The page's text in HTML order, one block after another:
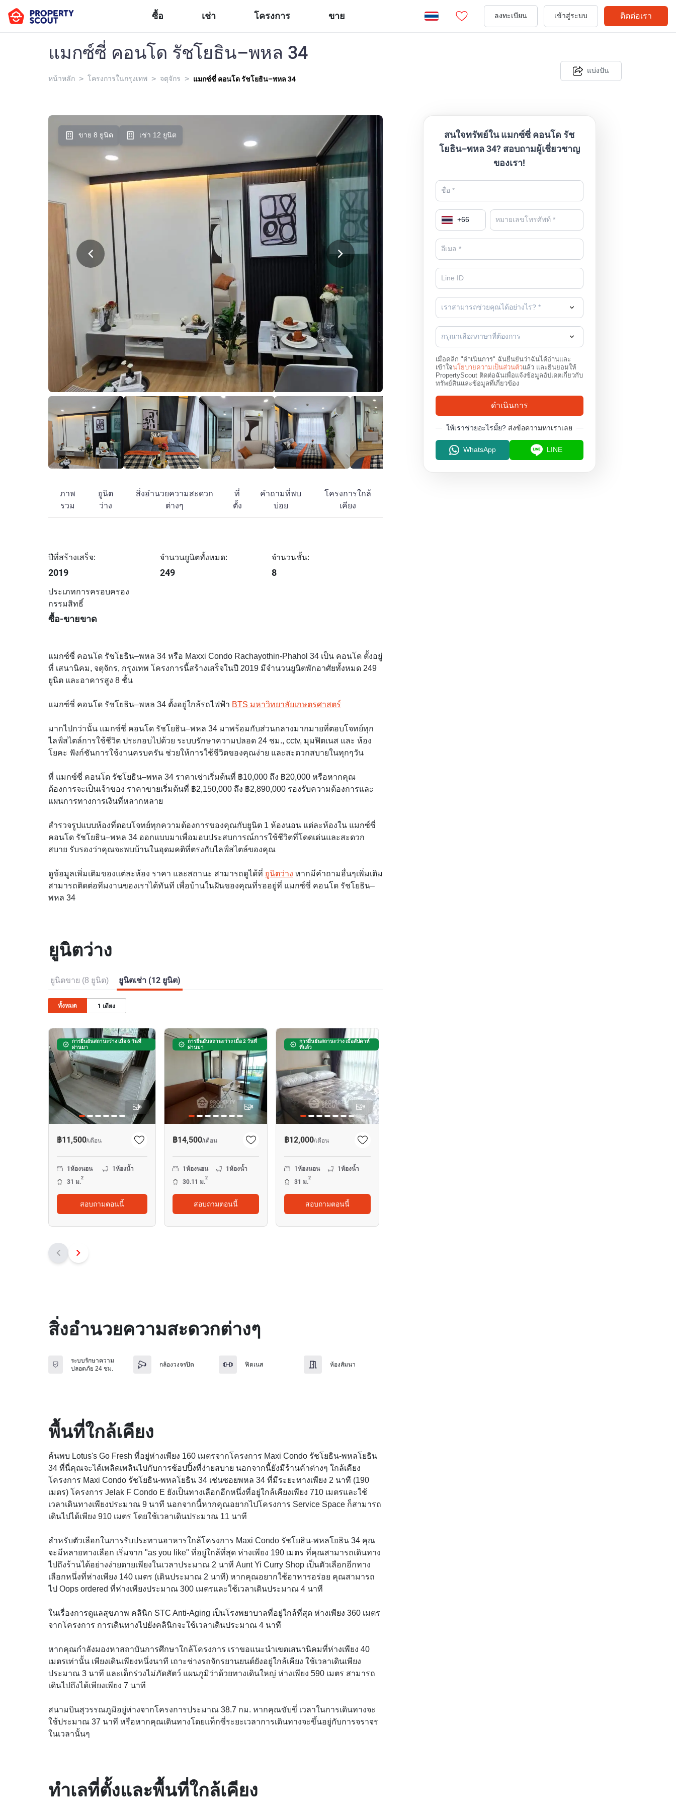
ซื้อ เช่า โครงการ ขาย ลงทะเบียน เข้าสู่ระบบ ติดต่อเรา
แมกซ์ซี่ คอนโด รัชโยธิน–พหล 34
หน้าหลัก > โครงการในกรุงเทพ > จตุจักร > แมกซ์ซี่ คอนโด รัชโยธิน–พหล 34
แบ่งปัน
ขาย 8 ยูนิต เช่า 12 ยูนิต
ภาพ
รวม
ยูนิต
ว่าง
สิ่งอำนวยความสะดวก
ต่างๆ
ที่
ตั้ง
คำถามที่พบ
บ่อย
โครงการใกล้
เคียง
ปีที่สร้างเสร็จ:
2019
จำนวนยูนิตทั้งหมด:
249
จำนวนชั้น:
8
ประเภทการครอบครอง
กรรมสิทธิ์
ซื้อ-ขายขาด
แมกซ์ซี่ คอนโด รัชโยธิน–พหล 34 หรือ Maxxi Condo Rachayothin-Phahol 34 เป็น คอนโด ตั้งอยู่
ที่ เสนานิคม, จตุจักร, กรุงเทพ โครงการนี้สร้างเสร็จในปี 2019 มีจำนวนยูนิตพักอาศัยทั้งหมด 249
ยูนิต และอาคารสูง 8 ชั้น
แมกซ์ซี่ คอนโด รัชโยธิน–พหล 34 ตั้งอยู่ใกล้รถไฟฟ้า BTS มหาวิทยาลัยเกษตรศาสตร์
มากไปกว่านั้น แมกซ์ซี่ คอนโด รัชโยธิน–พหล 34 มาพร้อมกับส่วนกลางมากมายที่ตอบโจทย์ทุก
ไลฟ์สไตล์การใช้ชีวิต ประกอบไปด้วย ระบบรักษาความปลอด 24 ชม., cctv, มุมฟิตเนส และ ห้อง
โยคะ ฟังก์ชันการใช้งานครบครัน ช่วยให้การใช้ชีวิตของคุณง่าย และสะดวกสบายในทุกๆวัน
ที่ แมกซ์ซี่ คอนโด รัชโยธิน–พหล 34 ราคาเช่าเริ่มต้นที่ ฿10,000 ถึง ฿20,000 หรือหากคุณ
ต้องการจะเป็นเจ้าของ ราคาขายเริ่มต้นที่ ฿2,150,000 ถึง ฿2,890,000 รองรับความต้องการและ
แผนการทางการเงินที่หลากหลาย
สำรวจรูปแบบห้องที่ตอบโจทย์ทุกความต้องการของคุณกับยูนิต 1 ห้องนอน แต่ละห้องใน แมกซ์ซี่
คอนโด รัชโยธิน–พหล 34 ออกแบบมาเพื่อมอบประสบการณ์การใช้ชีวิตที่โดดเด่นและสะดวก
สบาย รับรองว่าคุณจะพบบ้านในอุดมคติที่ตรงกับไลฟ์สไตล์ของคุณ
ดูข้อมูลเพิ่มเติมของแต่ละห้อง ราคา และสถานะ สามารถดูได้ที่ ยูนิตว่าง หากมีคำถามอื่นๆเพิ่มเติม
สามารถติดต่อทีมงานของเราได้ทันที เพื่อบ้านในฝันของคุณที่รออยู่ที่ แมกซ์ซี่ คอนโด รัชโยธิน–
พหล 34
ยูนิตว่าง
ยูนิตขาย (8 ยูนิต) ยูนิตเช่า (12 ยูนิต)
ทั้งหมด 1 เตียง
การยืนยันสถานะว่าง เมื่อ 6 วันที่
ผ่านมา
6
฿11,500/เดือน
1 ห้องนอน 1 ห้องน้ำ
31 ม.
2
สอบถามตอนนี้
การยืนยันสถานะว่าง เมื่อ 2 วันที่
ผ่านมา
8
฿14,500/เดือน
1 ห้องนอน 1 ห้องน้ำ
30.11 ม.
2
สอบถามตอนนี้
การยืนยันสถานะว่าง เมื่อสัปดาห์
ที่แล้ว
9
฿12,000/เดือน
1 ห้องนอน 1 ห้องน้ำ
31 ม.
2
สอบถามตอนนี้
สิ่งอำนวยความสะดวกต่างๆ
ระบบรักษาความ
ปลอดภัย 24 ชม.
กล้องวงจรปิด ฟิตเนส ห้องสัมนา
พื้นที่ใกล้เคียง
ค้นพบ Lotus's Go Fresh ที่อยู่ห่างเพียง 160 เมตรจากโครงการ Maxi Condo รัชโยธิน-พหลโยธิน
34 ที่นี่คุณจะได้เพลิดเพลินไปกับการช้อปปิ้งที่ง่ายสบาย นอกจากนี้ยังมีร้านค้าต่างๆ ใกล้เคียง
โครงการ Maxi Condo รัชโยธิน-พหลโยธิน 34 เช่นซอยพหล 34 ที่มีระยะทางเพียง 2 นาที (190
เมตร) โครงการ Jelak F Condo E ยังเป็นทางเลือกอีกหนึ่งที่อยู่ใกล้เคียงเพียง 710 เมตรและใช้
เวลาเดินทางเพียงประมาณ 9 นาที นอกจากนี้หากคุณอยากไปโครงการ Service Space ก็สามารถ
เดินไปได้เพียง 910 เมตร โดยใช้เวลาเดินประมาณ 11 นาที
สำหรับตัวเลือกในการรับประทานอาหารใกล้โครงการ Maxi Condo รัชโยธิน-พหลโยธิน 34 คุณ
จะมีหลายทางเลือก เริ่มจาก "as you like" ที่อยู่ใกล้ที่สุด ห่างเพียง 190 เมตร ที่คุณสามารถเดินทาง
ไปถึงร้านได้อย่างง่ายดายเพียงในเวลาประมาณ 2 นาที Aunt Yi Curry Shop เป็นตัวเลือกอีกทาง
เลือกหนึ่งที่ห่างเพียง 140 เมตร (เดินประมาณ 2 นาที) หากคุณอยากใช้อาหารอร่อย คุณสามารถ
ไป Oops ordered ที่ห่างเพียงประมาณ 300 เมตรและใช้เวลาเดินประมาณ 4 นาที
ในเรื่องการดูแลสุขภาพ คลินิก STC Anti-Aging เป็นโรงพยาบาลที่อยู่ใกล้ที่สุด ห่างเพียง 360 เมตร
จากโครงการ การเดินทางไปยังคลินิกจะใช้เวลาเดินประมาณ 4 นาที
หากคุณกำลังมองหาสถาบันการศึกษาใกล้โครงการ เราขอแนะนำเขตเสนานิคมที่ห่างเพียง 40
เมตรเท่านั้น เพียงเดินเพียงหนึ่งนาที เถาะช่างรถจักรยานยนต์ยังอยู่ใกล้เคียง ใช้เวลาเดินเพียง
ประมาณ 3 นาที และเด็กร่วงไม่ภัดสัตว์ แผนภูมิว่าด้วยทางเดินใหญ่ ห่างเพียง 590 เมตร สามารถ
เดินไปถึงได้เพียงเพียง 7 นาที
สนามบินสุวรรณภูมิอยู่ห่างจากโครงการประมาณ 38.7 กม. หากคุณขับขี่ เวลาในการเดินทางจะ
ใช้ประมาณ 37 นาที หรือหากคุณเดินทางโดยแท็กซี่ระยะเวลาการเดินทางจะขึ้นอยู่กับการจราจร
ในเวลานั้นๆ
ทำเลที่ตั้งและพื้นที่ใกล้เคียง
สนใจทรัพย์ใน แมกซ์ซี่ คอนโด รัช
โยธิน–พหล 34? สอบถามผู้เชี่ยวชาญ
ของเรา!
+66
เราสามารถช่วยคุณได้อย่างไร? *
กรุณาเลือกภาษาที่ต้องการ
เมื่อคลิก "ดำเนินการ" ฉันยืนยันว่าฉันได้อ่านและ
เข้าใจนโยบายความเป็นส่วนตัวแล้ว และยินยอมให้
PropertyScout ติดต่อฉันเพื่อแจ้งข้อมูลอัปเดตเกี่ยวกับ
ทรัพย์สินและข้อมูลที่เกี่ยวข้อง
ดำเนินการ
ให้เราช่วยอะไรมั้ย? ส่งข้อความหาเราเลย
WhatsApp LINE